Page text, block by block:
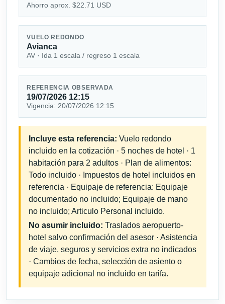
Ahorro aprox. $22.71 USD
VUELO REDONDO
Avianca
AV · Ida 1 escala / regreso 1 escala
REFERENCIA OBSERVADA
19/07/2026 12:15
Vigencia: 20/07/2026 12:15
Incluye esta referencia: Vuelo redondo
incluido en la cotización · 5 noches de hotel · 1
habitación para 2 adultos · Plan de alimentos:
Todo incluido · Impuestos de hotel incluidos en
referencia · Equipaje de referencia: Equipaje
documentado no incluido; Equipaje de mano
no incluido; Articulo Personal incluido.
No asumir incluido: Traslados aeropuerto-
hotel salvo confirmación del asesor · Asistencia
de viaje, seguros y servicios extra no indicados
· Cambios de fecha, selección de asiento o
equipaje adicional no incluido en tarifa.